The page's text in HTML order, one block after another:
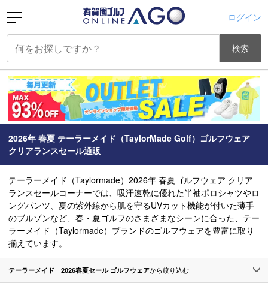
ログイン
検索
2026年 春夏 テーラーメイド（TaylorMade Golf）ゴルフウェア
クリアランスセール通販
テーラーメイド（Taylormade）2026年 春夏ゴルフウェア クリア
ランスセールコーナーでは、吸汗速乾に優れた半袖ポロシャツやロ
ングパンツ、夏の紫外線から肌を守るUVカット機能が付いた薄手
のブルゾンなど、春・夏ゴルフのさまざまなシーンに合った、テー
ラーメイド（Taylormade）ブランドのゴルフウェアを豊富に取り
揃えています。
テーラーメイド 2026春夏セール ゴルフウェアから絞り込む